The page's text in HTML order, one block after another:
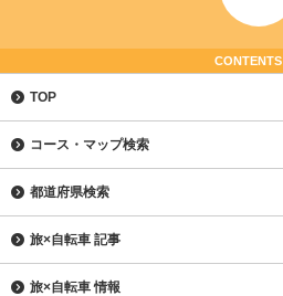
CONTENTS
TOP
コース・マップ検索
都道府県検索
旅×自転車 記事
旅×自転車 情報